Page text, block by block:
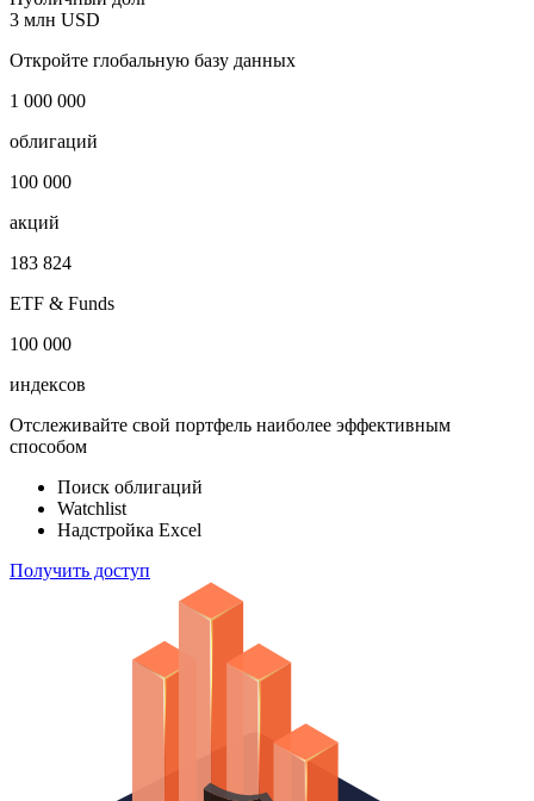
3 млн USD
Откройте глобальную базу данных
1 000 000
облигаций
100 000
акций
183 824
ETF & Funds
100 000
индексов
Отслеживайте свой портфель наиболее эффективным
способом
Поиск облигаций
Watchlist
Надстройка Excel
Получить доступ